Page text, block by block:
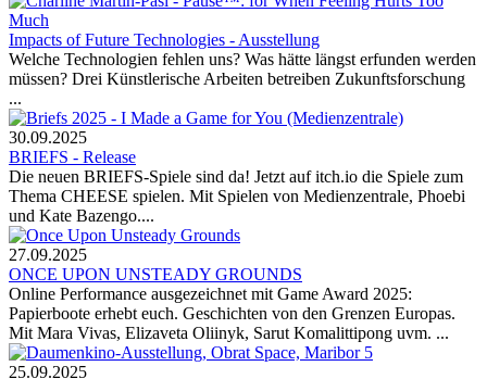
Impacts of Future Technologies - Ausstellung
Welche Technologien fehlen uns? Was hätte längst erfunden werden
müssen? Drei Künstlerische Arbeiten betreiben Zukunftsforschung
...
30.09.2025
BRIEFS - Release
Die neuen BRIEFS-Spiele sind da! Jetzt auf itch.io die Spiele zum
Thema CHEESE spielen. Mit Spielen von Medienzentrale, Phoebi
und Kate Bazengo....
27.09.2025
ONCE UPON UNSTEADY GROUNDS
Online Performance ausgezeichnet mit Game Award 2025:
Papierboote erhebt euch. Geschichten von den Grenzen Europas.
Mit Mara Vivas, Elizaveta Oliinyk, Sarut Komalittipong uvm. ...
25.09.2025